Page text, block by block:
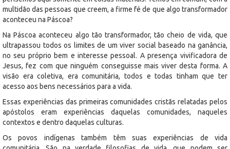
multidão das pessoas que creem, a firme fé de que algo transformador
aconteceu na Páscoa?
Na Páscoa aconteceu algo tão transformador, tão cheio de vida, que
ultrapassou todos os limites de um viver social baseado na ganância,
no seu próprio bem e interesse pessoal. A presença vivificadora de
Jesus, fez com que ninguém conseguisse mais viver desta forma. A
visão era coletiva, era comunitária, todos e todas tinham que ter
acesso aos bens necessários para a vida.
Essas experiências das primeiras comunidades cristãs relatadas pelos
apóstolos eram experiências daquelas comunidades, naqueles
contextos e dentro daquelas culturas.
Os povos indígenas também têm suas experiências de vida